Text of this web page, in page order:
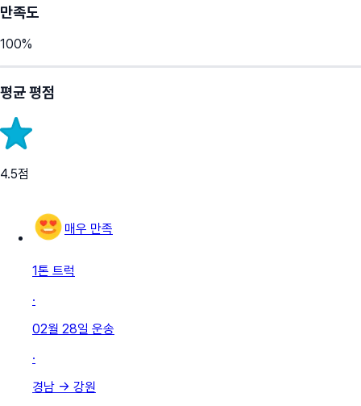
만족도
100%
평균 평점
4.5점
매우 만족
1톤 트럭
·
02월 28일 운송
·
경남 → 강원